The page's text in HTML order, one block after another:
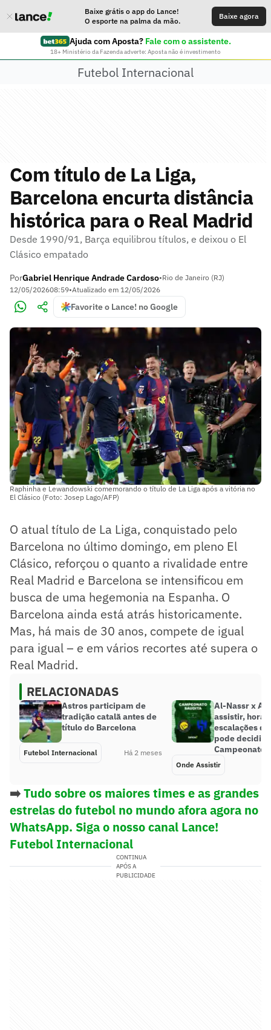
Baixe grátis o app do Lance!
O esporte na palma da mão.
Baixe agora
Ajuda com Aposta? Fale com o assistente.
18+ Ministério da Fazenda adverte: Aposta não é investimento
Futebol Internacional
Com título de La Liga,
Barcelona encurta distância
histórica para o Real Madrid
Desde 1990/91, Barça equilibrou títulos, e deixou o El
Clásico empatado
PorGabriel Henrique Andrade Cardoso•Rio de Janeiro (RJ)
12/05/202608:59•Atualizado em 12/05/2026
Favorite o Lance! no Google
Raphinha e Lewandowski comemorando o título de La Liga após a vitória no
El Clásico (Foto: Josep Lago/AFP)
O atual título de La Liga, conquistado pelo
Barcelona no último domingo, em pleno El
Clásico, reforçou o quanto a rivalidade entre
Real Madrid e Barcelona se intensificou em
busca de uma hegemonia na Espanha. O
Barcelona ainda está atrás historicamente.
Mas, há mais de 30 anos, compete de igual
para igual – e em vários recortes até supera o
Real Madrid.
RELACIONADAS
Astros participam de
tradição catalã antes de
título do Barcelona
Futebol Internacional Há 2 meses
Al-Nassr x
assistir,
escalações
pode decidir
Campeonato
Onde Assistir
➡️Tudo sobre os maiores times e as grandes
estrelas do futebol no mundo afora agora no
WhatsApp. Siga o nosso canal Lance!
Futebol Internacional
CONTINUA
APÓS A
PUBLICIDADE